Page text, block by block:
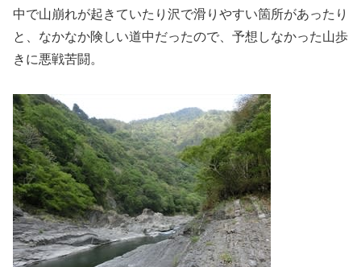
中で山崩れが起きていたり沢で滑りやすい箇所があったり
と、なかなか険しい道中だったので、予想しなかった山歩
きに悪戦苦闘。